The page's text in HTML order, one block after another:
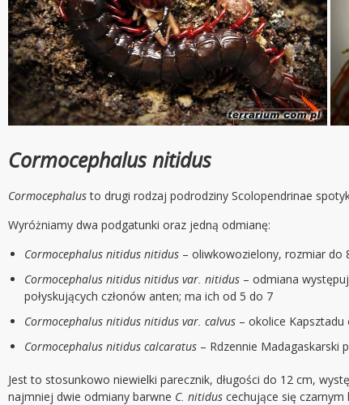
Cormocephalus nitidus
Cormocephalusto drugi rodzaj podrodziny Scolopendrinae
Wyróżniamy dwa podgatunki oraz jedną odmianę:
Cormocephalus nitidus nitidus – oliwkowozielony, rozmiar do
Cormocephalus nitidus nitidus var. nitidus – odmiana
połyskujących członów anten; ma ich od 5 do 7
Cormocephalus nitidus nitidus var. calvus – okolice Kapsztadu
Cormocephalus nitidus calcaratus – Rdzennie Madagaskarski
Jest to stosunkowo niewielki parecznik, długości do 12 cm,
najmniej dwie odmiany barwne C. nitidus cechujące się